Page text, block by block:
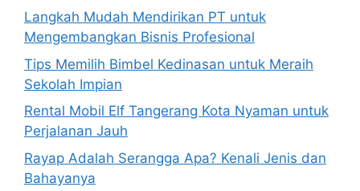
Langkah Mudah Mendirikan PT untuk
Mengembangkan Bisnis Profesional
Tips Memilih Bimbel Kedinasan untuk Meraih
Sekolah Impian
Rental Mobil Elf Tangerang Kota Nyaman untuk
Perjalanan Jauh
Rayap Adalah Serangga Apa? Kenali Jenis dan
Bahayanya